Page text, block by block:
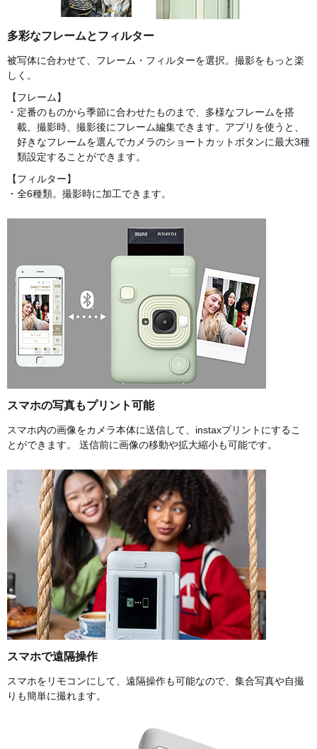
多彩なフレームとフィルター
被写体に合わせて、フレーム・フィルターを選択。撮影をもっと楽
しく。
【フレーム】
・定番のものから季節に合わせたものまで、​多様なフレームを搭
載。​撮影時、撮影後にフレーム編集できます。アプリを使うと、
好きなフレームを選んでカメラのショートカットボタンに最大3種
類設定することができます。
【フィルター】
・全6種類。撮影時に加工できます。
スマホの写真もプリント可能
スマホ内の画像をカメラ本体に送信して、instaxプリントにするこ
とができます。 送信前に画像の移動や拡大縮小も可能です。
スマホで遠隔操作
スマホをリモコンにして、遠隔操作も可能なので、集合写真や自撮
りも簡単に撮れます。